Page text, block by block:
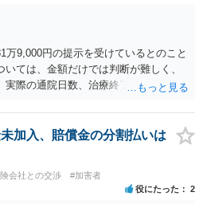
万9,000円の提示を受けているとのこと
ては、金額だけでは判断が難しく、
実際の通院日数、治療終了の経緯、後
会社から提示される慰謝料額について
り増額を検討できる場合がありますの
た上で、弁護士に個別に相談すること
保険会社から届いている示談金額の提
の内容 ・治療開始日及び治療終了日
も症状が残っているか ・叔母様ご本人
加入、賠償金の分割払いは
会社との交渉 #加害者
役にたった 2